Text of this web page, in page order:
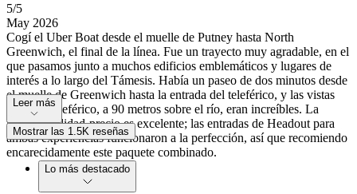
5/5
May 2026
Cogí el Uber Boat desde el muelle de Putney hasta North
Greenwich, el final de la línea. Fue un trayecto muy agradable, en el
que pasamos junto a muchos edificios emblemáticos y lugares de
interés a lo largo del Támesis. Había un paseo de dos minutos desde
el muelle de Greenwich hasta la entrada del teleférico, y las vistas
desde el teleférico, a 90 metros sobre el río, eran increíbles. La
relación calidad-precio es excelente; las entradas de Headout para
ambas experiencias funcionaron a la perfección, así que recomiendo
encarecidamente este paquete combinado.
Leer más
Mostrar las 1.5K reseñas
Lo más destacado